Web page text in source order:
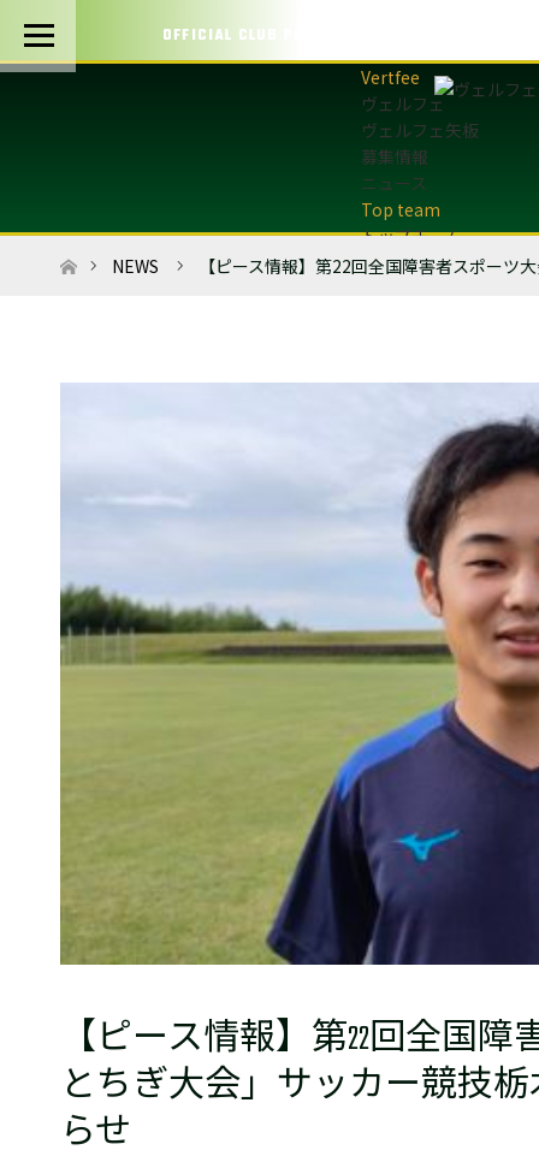
OFFICIAL CLUB PARTNERS
ヴェルフェ
ヴェルフェ矢板
募集情報
ニュース
トップチーム
トップチーム概要
アカデミー
U-12・U-8
最新情報
サッカースクール
普及活動
サッカーチーム
女子U-15・U-18
ピース(障がい者サッ
シニアサッカーチーム
フェミニーノ（女子）
スポーツ教室
パートナー
パートナー募集
とちぎフットボールセ
ホームNEWS 【ピース情報】第22回全国障害者スポーツ
【ピース情報】第22回全国
とちぎ大会」サッカー競技
らせ